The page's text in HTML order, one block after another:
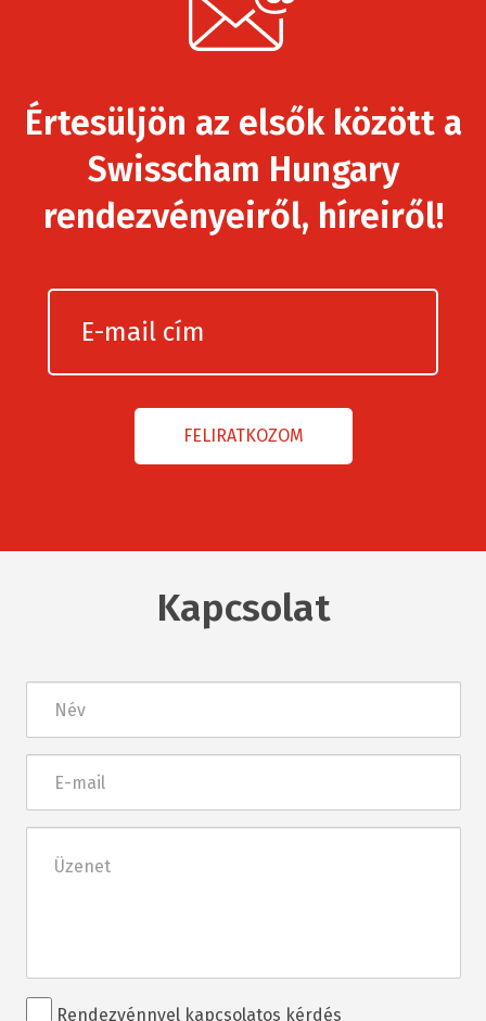
Értesüljön az elsők között a
Swisscham Hungary
rendezvényeiről, híreiről!
Kapcsolat
mail
Rendezvénnyel
Rendezvénnyel kapcsolatos kérdés